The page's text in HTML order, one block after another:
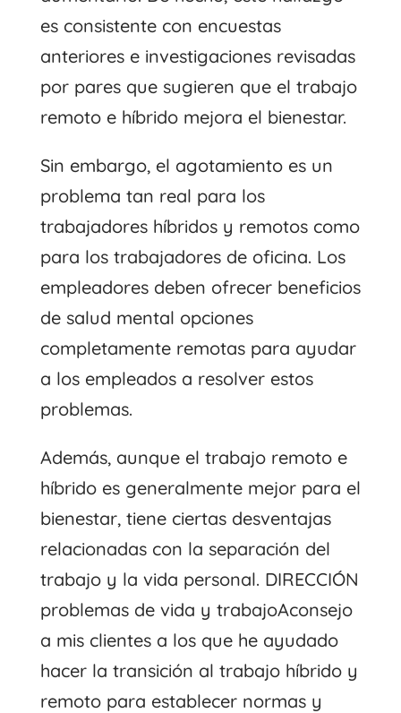
es consistente con encuestas
anteriores e investigaciones revisadas
por pares que sugieren que el trabajo
remoto e híbrido mejora el bienestar.
Sin embargo, el agotamiento es un
problema tan real para los
trabajadores híbridos y remotos como
para los trabajadores de oficina. Los
empleadores deben ofrecer beneficios
de salud mental opciones
completamente remotaspara ayudar
a los empleados a resolver estos
problemas.
Además, aunque el trabajo remoto e
híbrido es generalmente mejor para el
bienestar, tiene ciertas desventajas
relacionadas con la separación del
trabajo y la vida personal. DIRECCIÓN
problemas de vida y trabajoAconsejo
a mis clientes a los que he ayudado
hacer la transición al trabajo híbrido y
remoto para establecer normas y